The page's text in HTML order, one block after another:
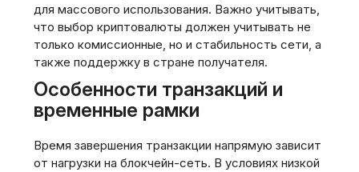
для массового использования. Важно учитывать,
что выбор криптовалюты должен учитывать не
только комиссионные, но и стабильность сети, а
также поддержку в стране получателя.
Особенности транзакций и
временные рамки
Время завершения транзакции напрямую зависит
от нагрузки на блокчейн-сеть. В условиях низкой